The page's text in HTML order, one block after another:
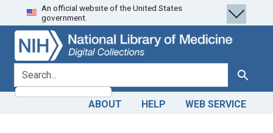
Skip
to
search
Skip to
main
content
An official website of the United States
government.
search for Search
ABOUT HELP WEB SERVICE